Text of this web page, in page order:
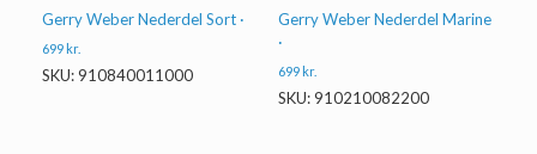
Gerry Weber Nederdel Sort ·
699kr.
SKU: 910840011000
Gerry Weber Nederdel Marine
·
699kr.
SKU: 910210082200